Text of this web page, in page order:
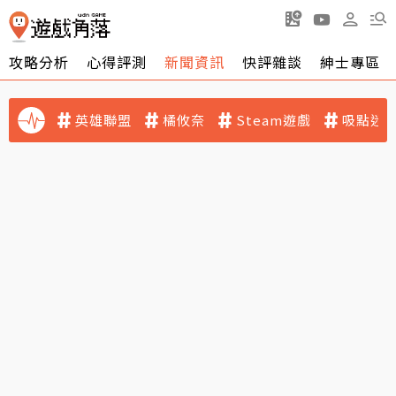
攻略分析 心得評測 新聞資訊 快評雜談 紳士專區
英雄聯盟 橘攸奈 Steam遊戲 吸點迷